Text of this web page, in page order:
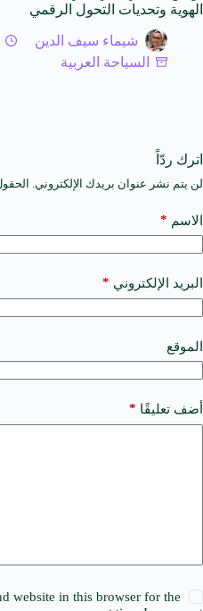
الهوية وتحديات التحول الرقمي
شيماء سيف الدين
السياحة العربية
اترك ردّاً
لن يتم نشر عنوان بريدك الإلكتروني.
الاسم *
البريد الإلكتروني *
الموقع
أضف تعليقًا *
website in this browser for the
A
t
e
a
t
i
e
: